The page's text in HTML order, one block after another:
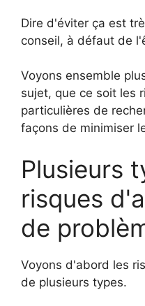
Dire d'éviter ça est
conseil, à défaut de
Voyons ensemble
sujet, que ce soit les
particulières de
façons de minimiser
Plusieurs
risques
de
Voyons d'abord les
de plusieurs types.